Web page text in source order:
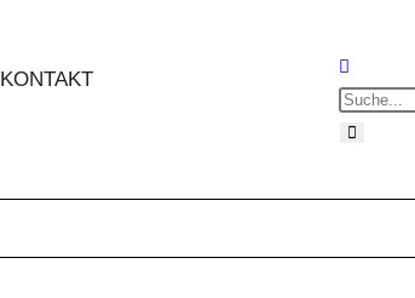
KONTAKT